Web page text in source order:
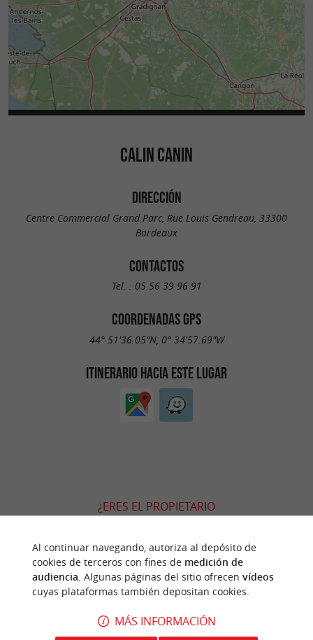
CALIN CANIN
DIRECCIÓN
Centre Commercial Grand Parc, Rue Louis Gendreau, 33300
Bordeaux
CONTACTOS
Tel. : 05 56 39 96 91
COORDENADAS GPS
44° 51'36.05"N, 0° 34'57.69"W
ITINERARIO HACIA ESTE LUGAR
¿ERES EL PROPIETARIO
DE SU ARCHIVO Y MODIFÍQUELO
SEGÚN SUS DESEOS...
PARA DESCUBRIRALREDEDOR
Al continuar navegando, autoriza al depósito de
cookies de terceros con fines de medición de
audiencia. Algunas páginas del sitio ofrecen vídeos
cuyas plataformas también depositan cookies.
MÁS INFORMACIÓN